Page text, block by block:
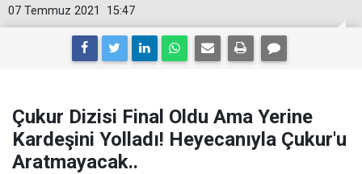
15:47
07 Temmuz 2021
Çukur Dizisi Final Oldu Ama Yerine
Kardeşini Yolladı! Heyecanıyla Çukur'u
Aratmayacak..